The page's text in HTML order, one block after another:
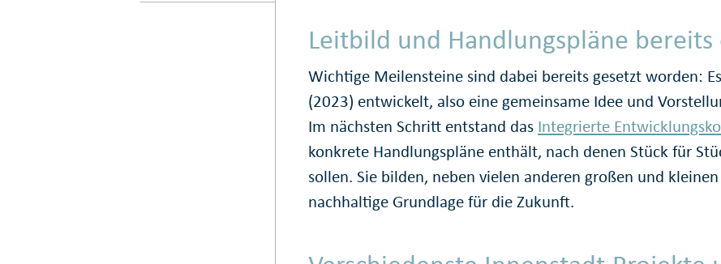
Leitbild und Handlungspläne
Wichtige Meilensteine sind dabei bereits gesetzt worden:
(2023) entwickelt, also eine gemeinsame Idee und
Im nächsten Schritt entstand das Integrierte
konkrete Handlungspläne enthält, nach denen Stück für
sollen. Sie bilden, neben vielen anderen großen und
nachhaltige Grundlage für die Zukunft.